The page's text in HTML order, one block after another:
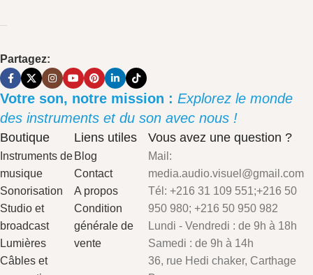
Partagez:
Votre son, notre mission : Explorez le monde
des instruments et du son avec nous !
Boutique
Instruments de
musique
Sonorisation
Studio et
broadcast
Lumières
Câbles et
Liens utiles
Blog
Contact
A propos
Condition
générale de
vente
Vous avez une question ?
Mail:
media.audio.visuel@gmail.com
Tél: +216 31 109 551;+216 50
950 980; +216 50 950 982
Lundi - Vendredi : de 9h à 18h
Samedi : de 9h à 14h
36, rue Hedi chaker, Carthage